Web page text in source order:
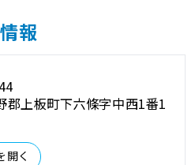
報
郡上板町下六條字中西1番1
開く